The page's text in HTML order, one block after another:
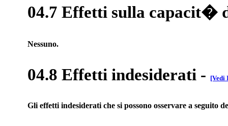
04.7 Effetti sulla capacit�
Nessuno.
04.8 Effetti indesiderati - [Vedi
Gli effetti indesiderati che si possono osservare a